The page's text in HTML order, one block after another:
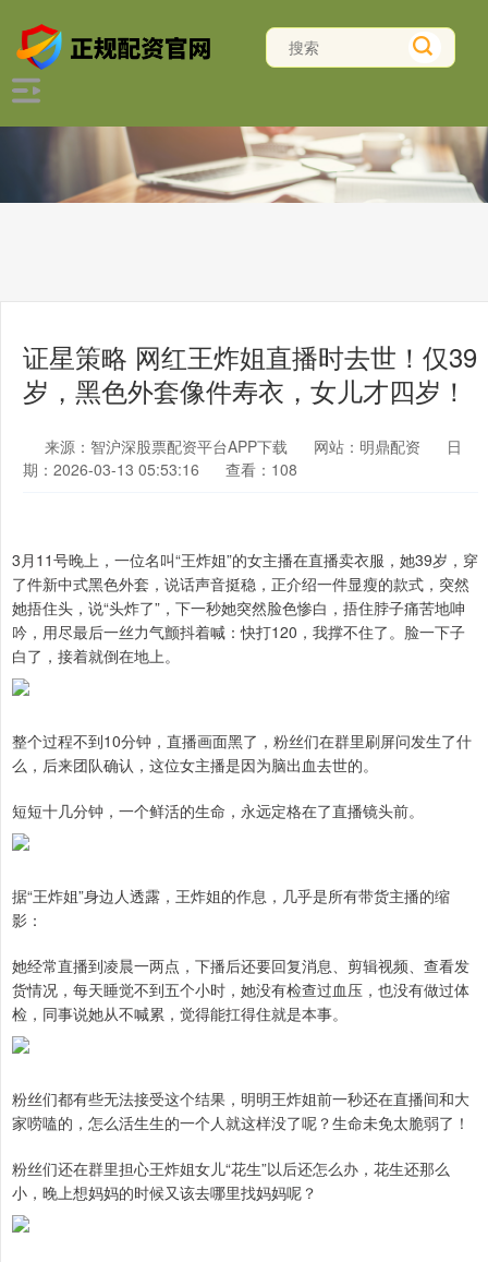
证星策略 网红王炸姐直播时去世！仅39
岁，黑色外套像件寿衣，女儿才四岁！
来源：智沪深股票配资平台APP下载 网站：明鼎配资
日
期：2026-03-13 05:53:16
查看：108
3月11号晚上，一位名叫“王炸姐”的女主播在直播卖衣服，她39岁，穿
了件新中式黑色外套，说话声音挺稳，正介绍一件显瘦的款式，突然
她捂住头，说“头炸了”，下一秒她突然脸色惨白，捂住脖子痛苦地呻
吟，用尽最后一丝力气颤抖着喊：快打120，我撑不住了。脸一下子
白了，接着就倒在地上。
整个过程不到10分钟，直播画面黑了，粉丝们在群里刷屏问发生了什
么，后来团队确认，这位女主播是因为脑出血去世的。
短短十几分钟，一个鲜活的生命，永远定格在了直播镜头前。
据“王炸姐”身边人透露，王炸姐的作息，几乎是所有带货主播的缩
影：
她经常直播到凌晨一两点，下播后还要回复消息、剪辑视频、查看发
货情况，每天睡觉不到五个小时，她没有检查过血压，也没有做过体
检，同事说她从不喊累，觉得能扛得住就是本事。
粉丝们都有些无法接受这个结果，明明王炸姐前一秒还在直播间和大
家唠嗑的，怎么活生生的一个人就这样没了呢？生命未免太脆弱了！
粉丝们还在群里担心王炸姐女儿“花生”以后还怎么办，花生还那么
小，晚上想妈妈的时候又该去哪里找妈妈呢？